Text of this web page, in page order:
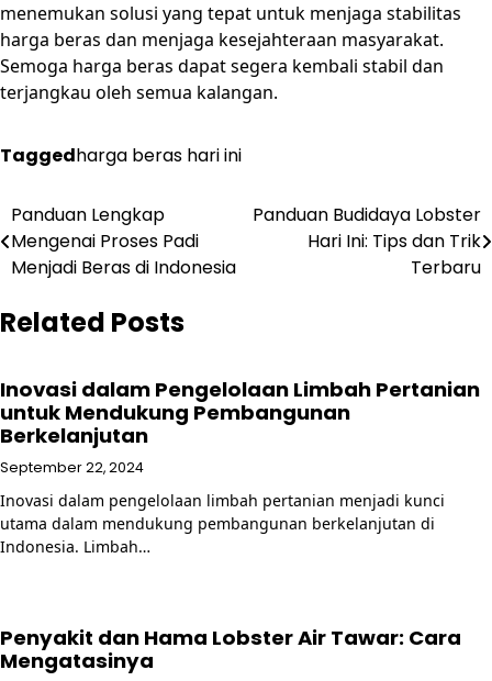
menemukan solusi yang tepat untuk menjaga stabilitas
harga beras dan menjaga kesejahteraan masyarakat.
Semoga harga beras dapat segera kembali stabil dan
terjangkau oleh semua kalangan.
Taggedharga beras hari ini
Post
navigation
Panduan Lengkap
Mengenai Proses Padi
Menjadi Beras di Indonesia
Panduan Budidaya Lobster
Hari Ini: Tips dan Trik
Terbaru
Related Posts
Inovasi dalam Pengelolaan Limbah Pertanian
untuk Mendukung Pembangunan
Berkelanjutan
September 22, 2024
Inovasi dalam pengelolaan limbah pertanian menjadi kunci
utama dalam mendukung pembangunan berkelanjutan di
Indonesia. Limbah…
Penyakit dan Hama Lobster Air Tawar: Cara
Mengatasinya